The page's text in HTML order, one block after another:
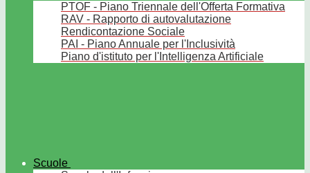
PTOF - Piano Triennale dell'Offerta Formativa
RAV - Rapporto di autovalutazione
Rendicontazione Sociale
PAI - Piano Annuale per l'Inclusività
Piano d'istituto per l'Intelligenza Artificiale
Scuole